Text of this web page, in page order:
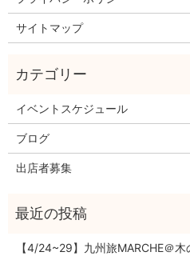
サイトマップ
イベントスケジュール
ブログ
出店者募集
【4/24~29】九州旅MARCHE＠